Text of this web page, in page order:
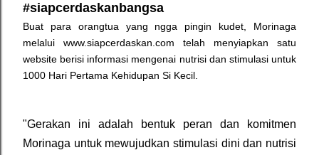
#siapcerdaskanbangsa
Buat para orangtua yang ngga pingin kudet, Morinaga
melalui www.siapcerdaskan.com telah menyiapkan satu
website berisi informasi mengenai nutrisi dan stimulasi untuk
1000 Hari Pertama Kehidupan Si Kecil.
"Gerakan ini adalah bentuk peran dan komitmen
Morinaga untuk mewujudkan stimulasi dini dan nutrisi